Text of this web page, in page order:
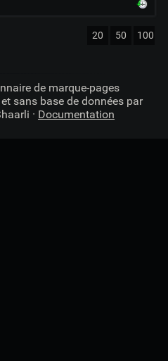
20 50 100
de marque-pages
sans base de données par
· Documentation